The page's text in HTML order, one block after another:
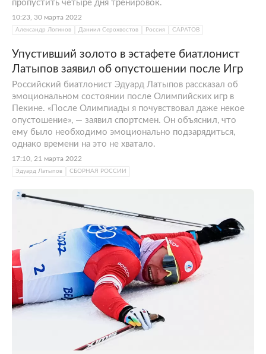
пропустить четыре дня тренировок.
10:23, 30 марта 2022
Александр Логинов Даниил Серохвостов Россия САРАТОВ
Упустивший золото в эстафете биатлонист
Латыпов заявил об опустошении после Игр
Российский биатлонист Эдуард Латыпов рассказал об
эмоциональном состоянии после Олимпийских игр в
Пекине. «После Олимпиады я почувствовал даже некое
опустошение», — заявил спортсмен. Он объяснил, что
ему было необходимо эмоционально подзарядиться,
однако времени на это не хватало.
17:10, 21 марта 2022
Эдуард Латыпов СБОРНАЯ РОССИИ